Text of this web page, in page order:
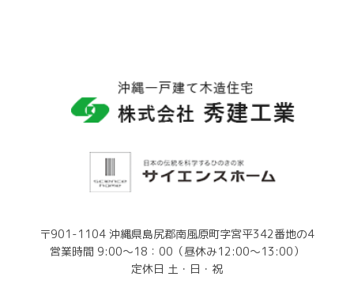
〒901-1104 沖縄県島尻郡南風原町字宮平342番地の4
営業時間 9:00～18：00（昼休み12:00～13:00）
定休日 土・日・祝